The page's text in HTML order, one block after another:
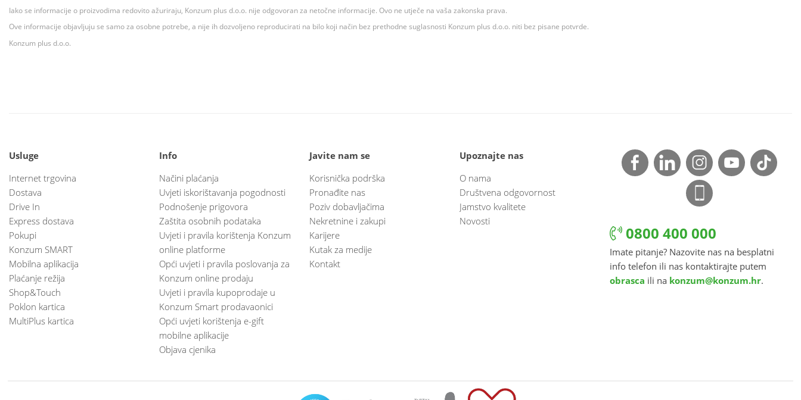
Iako se informacije o proizvodima redovito ažuriraju, Konzum plus d.o.o. nije odgovoran za netočne informacije. Ovo ne utječe na vaša zakonska prava.
Ove informacije objavljuju se samo za osobne potrebe, a nije ih dozvoljeno reproducirati na bilo koji način bez prethodne suglasnosti Konzum plus d.o.o. niti bez pisane potvrde.
Konzum plus d.o.o.
Usluge
Internet trgovina
Dostava
Drive In
Express dostava
Pokupi
Konzum SMART
Mobilna aplikacija
Plaćanje režija
Shop&Touch
Poklon kartica
MultiPlus kartica
Info
Načini plaćanja
Uvjeti iskorištavanja pogodnosti
Podnošenje prigovora
Zaštita osobnih podataka
Uvjeti i pravila korištenja Konzum
online platforme
Opći uvjeti i pravila poslovanja za
Konzum online prodaju
Uvjeti i pravila kupoprodaje u
Konzum Smart prodavaonici
Opći uvjeti korištenja e-gift
mobilne aplikacije
Objava cjenika
Javite nam se
Korisnička podrška
Pronađite nas
Poziv dobavljačima
Nekretnine i zakupi
Karijere
Kutak za medije
Kontakt
Upoznajte nas
O nama
Društvena odgovornost
Jamstvo kvalitete
Novosti
0800 400 000
Imate pitanje? Nazovite nas na besplatni
info telefon ili nas kontaktirajte putem
obrasca ili na konzum@konzum.hr.